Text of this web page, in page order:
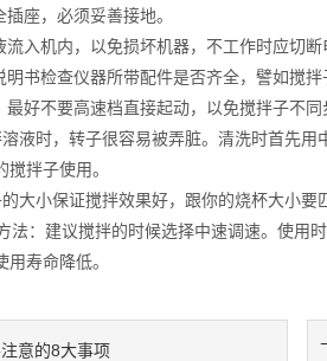
座，必须妥善接地。
入机内，以免损坏机器，不工作时应切断
书检查仪器所带配件是否齐全，譬如搅拌
好不要高速档直接起动，以免搅拌子不同
液时，转子很容易被弄脏。清洗时首先
拌子使用。
大小保证搅拌效果好，跟你的烧杯大小要
法：建议搅拌的时候选择中速调速。使用
寿命降低。
意的8大事项